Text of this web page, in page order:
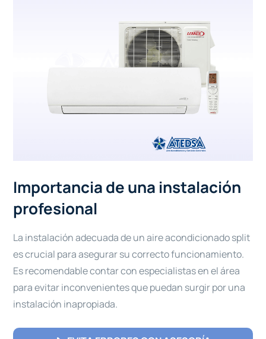
Importancia de una instalación
profesional
La instalación adecuada de un aire acondicionado split
es crucial para asegurar su correcto funcionamiento.
Es recomendable contar con especialistas en el área
para evitar inconvenientes que puedan surgir por una
instalación inapropiada.